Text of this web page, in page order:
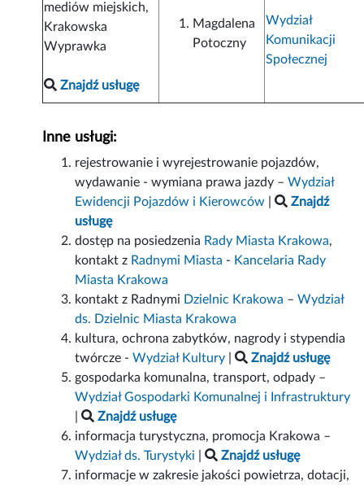
mediów miejskich,
Krakowska
Wyprawka
Znajdź usługę
Magdalena
Potoczny
Wydział
Komunikacji
Społecznej
Inne usługi:
rejestrowanie i wyrejestrowanie pojazdów,
wydawanie - wymiana prawa jazdy –Wydział
Ewidencji Pojazdów i Kierowców |
Znajdź
usługę
dostęp na posiedzenia Rady Miasta Krakowa,
kontakt z Radnymi Miasta - Kancelaria Rady
Miasta Krakowa
kontakt z Radnymi Dzielnic Krakowa –Wydział
ds. Dzielnic Miasta Krakowa
kultura, ochrona zabytków, nagrody i stypendia
twórcze -Wydział Kultury |
Znajdź usługę
gospodarka komunalna, transport, odpady –
Wydział Gospodarki Komunalnej i Infrastruktury
|
Znajdź usługę
informacja turystyczna, promocja Krakowa –
Wydział ds. Turystyki |
Znajdź usługę
informacje w zakresie jakości powietrza, dotacji,